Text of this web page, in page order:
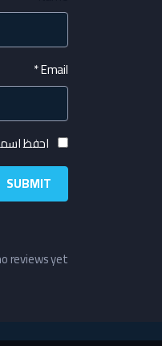
Email
*
احفظ
reviews yet.